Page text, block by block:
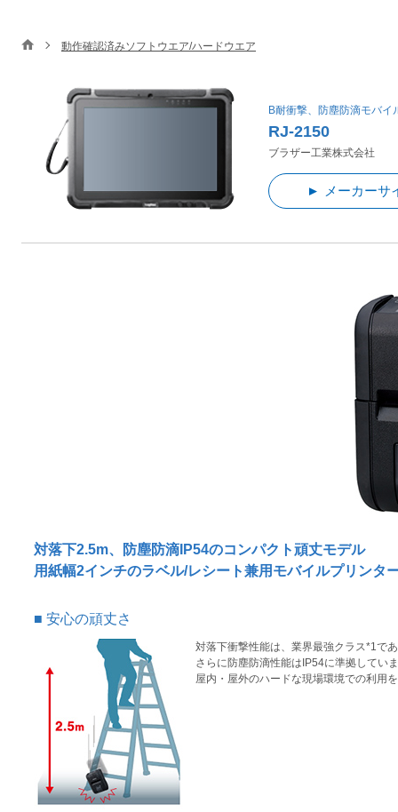
動作確認済みソフトウエア/ハードウエア
B耐衝撃、防塵防滴モバイ
RJ-2150
ブラザー工業株式会社
メーカーサ
対落下2.5m、防塵防滴IP54のコンパクト頑丈モデル
用紙幅2インチのラベル/レシート兼用モバイルプリンタ
安心の頑丈さ
対落下衝撃性能は、業界最強クラス*1で
さらに防塵防滴性能はIP54に準拠してい
屋内・屋外のハードな現場環境での利用